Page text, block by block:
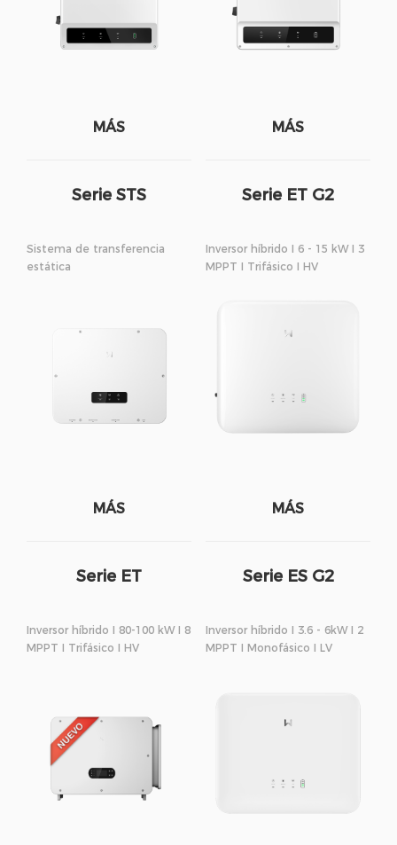
MÁS MÁS
Serie STS
Sistema de transferencia
estática
MÁS
Serie ET G2
Inversor híbrido I 6 - 15 kW I 3
MPPT I Trifásico I HV
MÁS
Serie ET
Inversor híbrido I 80-100 kW I 8
MPPT I Trifásico I HV
Serie ES G2
Inversor híbrido I 3.6 - 6kW I 2
MPPT I Monofásico I LV